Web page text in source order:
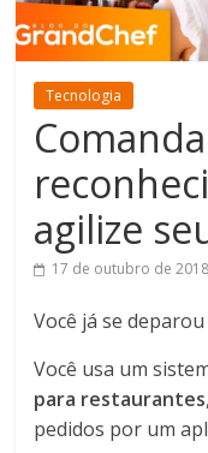
Tecnologia
agilize
17 de outubro de 2018
Você já se
Você usa um
para restaurantes
pedidos por um